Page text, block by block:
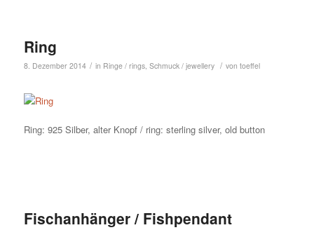
Ring
8. Dezember 2014 / in Ringe / rings, Schmuck / jewellery / von toeffel
Ring: 925 Silber, alter Knopf / ring: sterling silver, old button
Fischanhänger / Fishpendant